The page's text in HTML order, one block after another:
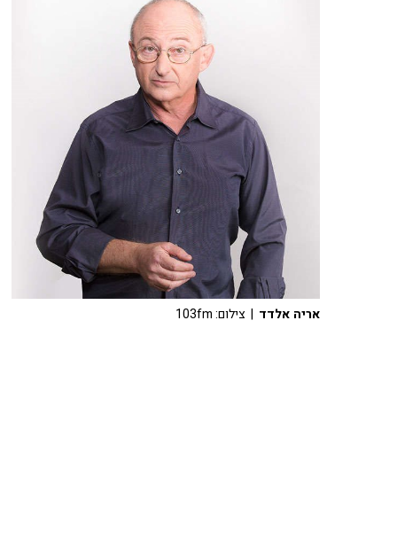
אריה אלדד | צילום: 103fm